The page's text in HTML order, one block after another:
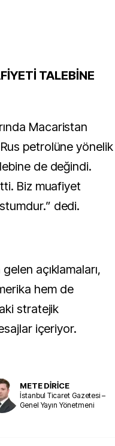
TALEBİNE
Macaristan
petrolüne yönelik
de değindi.
Biz muafiyet
dedi.
gelen açıklamaları,
hem de
stratejik
içeriyor.
METE DİRİCE
İstanbul Ticaret Gazetesi –
Genel Yayın Yönetmeni